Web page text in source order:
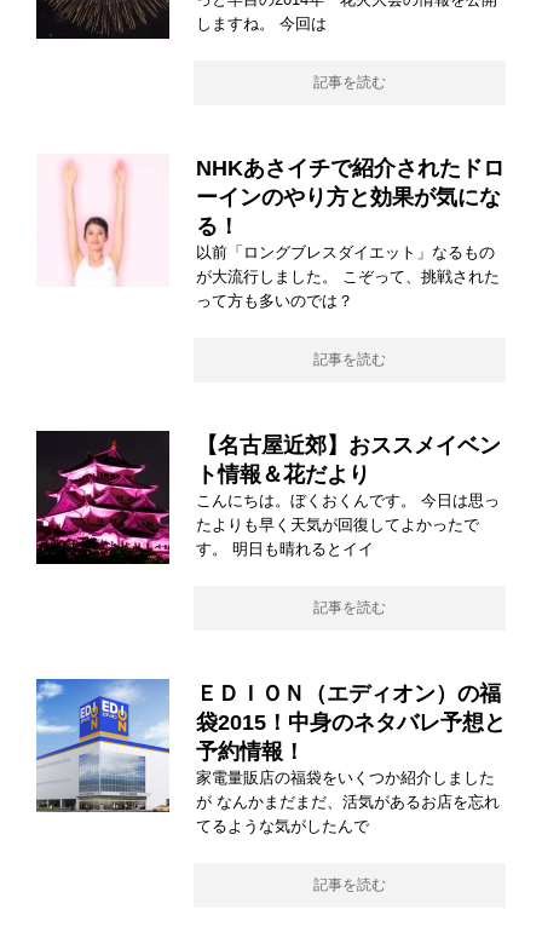
しますね。 今回は
記事を読む
NHKあさイチで紹介されたドロ
ーインのやり方と効果が気にな
る！
以前「ロングブレスダイエット」なるもの
が大流行しました。 こぞって、挑戦された
って方も多いのでは？
記事を読む
【名古屋近郊】おススメイベン
ト情報＆花だより
こんにちは。ぼくおくんです。 今日は思っ
たよりも早く天気が回復してよかったで
す。 明日も晴れるとイイ
記事を読む
ＥＤＩＯＮ（エディオン）の福
袋2015！中身のネタバレ予想と
予約情報！
家電量販店の福袋をいくつか紹介しました
が なんかまだまだ、活気があるお店を忘れ
てるような気がしたんで
記事を読む